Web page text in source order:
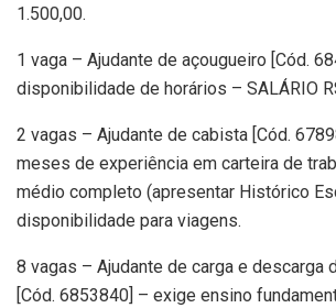
1.500,00.
1 vaga – Ajudante de açougueiro [Cód.
disponibilidade de horários – SALÁRIO
2 vagas – Ajudante de cabista [Cód.
meses de experiência em carteira de
médio completo (apresentar Histórico
disponibilidade para viagens.
8 vagas – Ajudante de carga e descarga
[Cód. 6853840] – exige ensino